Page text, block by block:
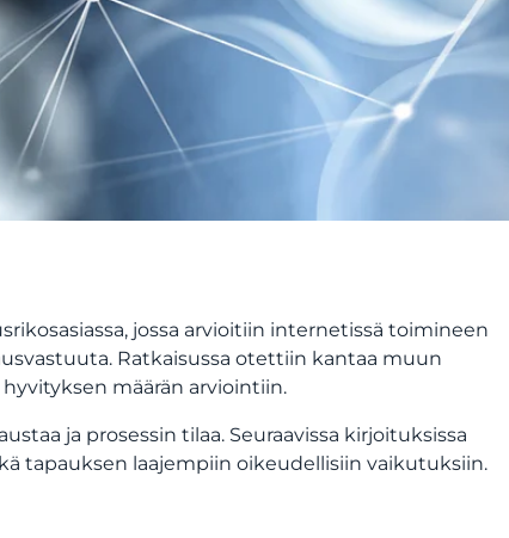
, jossa arvioitiin internetissä toimineen
Ratkaisussa otettiin kantaa muun
määrän arviointiin.
ja prosessin tilaa. Seuraavissa kirjoituksissa
tapauksen laajempiin oikeudellisiin vaikutuksiin.